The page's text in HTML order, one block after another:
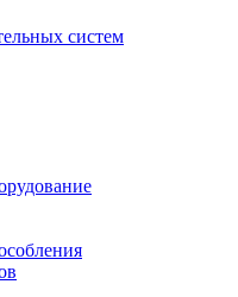
систем